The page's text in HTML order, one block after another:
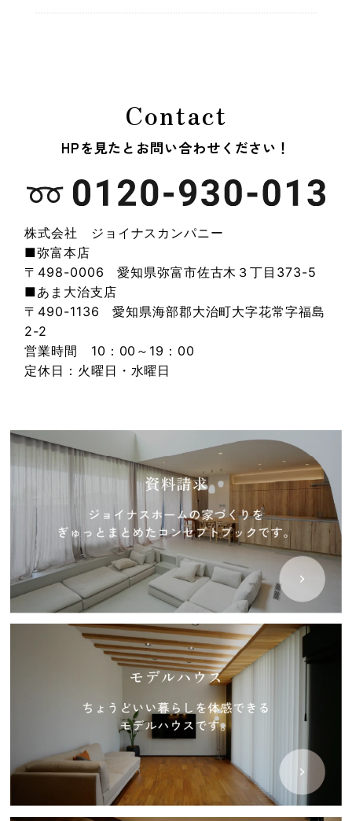
Contact
HPを見たとお問い合わせください！
株式会社 ジョイナスカンパニー
■弥富本店
〒498-0006 愛知県弥富市佐古木３丁目373-5
■あま大治支店
〒490-1136 愛知県海部郡大治町大字花常字福島
2-2
営業時間 10：00～19：00
定休日：火曜日・水曜日